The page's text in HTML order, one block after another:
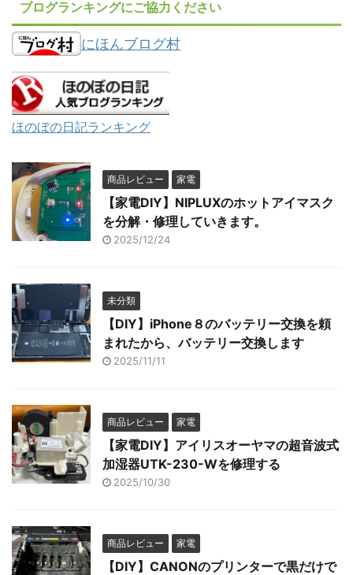
ブログランキングにご協力ください
にほんブログ村
ほのぼの日記ランキング
商品レビュー 家電
【家電DIY】NIPLUXのホットアイマスク
を分解・修理していきます。
2025/12/24
未分類
【DIY】iPhone８のバッテリー交換を頼
まれたから、バッテリー交換します
2025/11/11
商品レビュー 家電
【家電DIY】アイリスオーヤマの超音波式
加湿器UTK-230-Wを修理する
2025/10/30
商品レビュー 家電
【DIY】CANONのプリンターで黒だけで